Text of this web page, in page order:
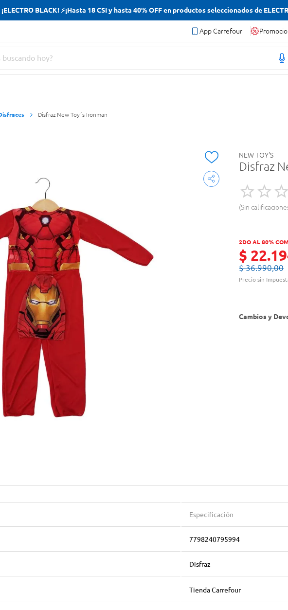
¡ELECTRO BLACK! ⚡¡Hasta 18 CSI y hasta 40% OFF en productos seleccionados de
App Carrefour
hoy?
Disfraz New Toy´s Ironman
NEW TOY'S
Disfraz
Sin
2DO AL 80%
$ 22.
$ 36.990,00
Precio sin
Cambios y
Especificación
7798240795994
Disfraz
Tienda Carrefour